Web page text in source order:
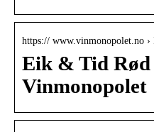
https:// www.vinmonopolet.no
Eik & Tid Rød
Vinmonopolet